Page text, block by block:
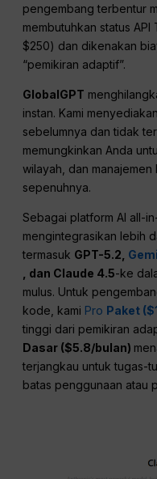
pengembang terbentur
membutuhkan status
$250) dan dikenakan
“pemikiran adaptif”.
GlobalGPT
instan. Kami
sebelumnya dan tidak
memungkinkan Anda
wilayah, dan
sepenuhnya.
Sebagai platform AI all-
mengintegrasikan lebih
termasuk GPT-5.2,
, dan Claude 4.5-ke
mulus. Untuk
kode, kami Pro Paket
tinggi dari pemikiran
Dasar ($5.8/bulan)
terjangkau untuk tugas-
batas penggunaan atau